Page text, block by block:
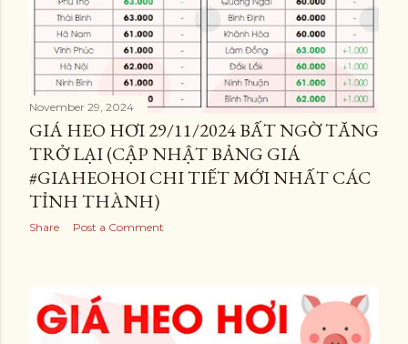
November 29, 2024
GIÁ HEO HƠI 29/11/2024 BẤT NGỜ TĂNG
TRỞ LẠI (CẬP NHẬT BẢNG GIÁ
#GIAHEOHOI CHI TIẾT MỚI NHẤT CÁC
TỈNH THÀNH)
Share Post a Comment